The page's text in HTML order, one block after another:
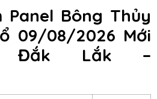
Panel Bông Thủy
09/08/2026 Mới
Đắk Lắk –